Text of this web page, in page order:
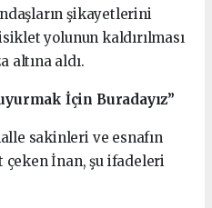
şikayetlerini
yolunun kaldırılması
altına aldı.
İçin Buradayız”
sakinleri ve esnafın
çeken İnan, şu ifadeleri